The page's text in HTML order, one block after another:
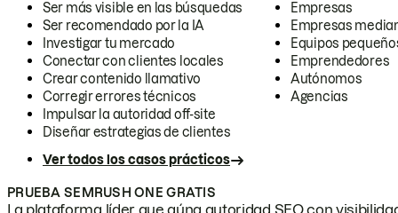
Ser más visible en las búsquedas
Ser recomendado por la IA
Investigar tu mercado
Conectar con clientes locales
Crear contenido llamativo
Corregir errores técnicos
Impulsar la autoridad off-site
Diseñar estrategias de clientes
Ver todos los casos prácticos
Empresas
Empresas
Equipos
Emprendedores
Autónomos
Agencias
PRUEBA SEMRUSH ONE GRATIS
La plataforma líder que aúna autoridad SEO con